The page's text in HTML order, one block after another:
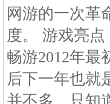
网游的一次革
度。 游戏亮
畅游2012年最
后下一年也就